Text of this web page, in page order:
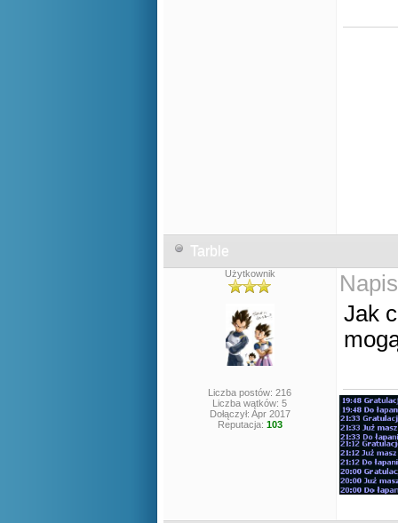
Tarble
Użytkownik
Liczba postów: 216
Liczba wątków: 5
Dołączył: Apr 2017
Reputacja: 103
Jak